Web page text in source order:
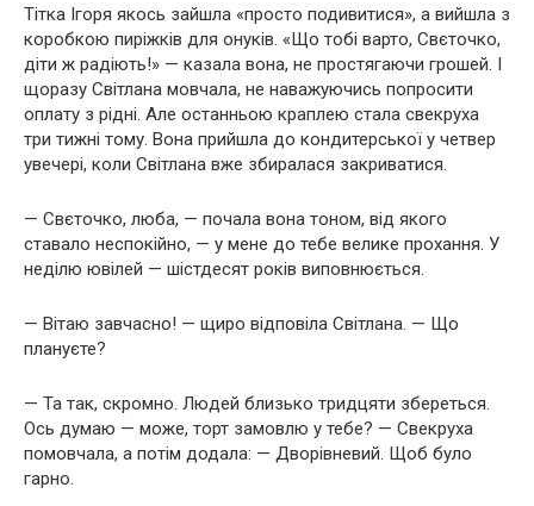
Тітка Ігоря якось зайшла «просто подивитися», а вийшла з
коробкою пиріжків для онуків. «Що тобі варто, Свєточко,
діти ж радіють!» — казала вона, не простягаючи грошей. І
щоразу Світлана мовчала, не наважуючись попросити
оплату з рідні. Але останньою краплею стала свекруха
три тижні тому. Вона прийшла до кондитерської у четвер
увечері, коли Світлана вже збиралася закриватися.
— Свєточко, люба, — почала вона тоном, від якого
ставало неспокійно, — у мене до тебе велике прохання. У
неділю ювілей — шістдесят років виповнюється.
— Вітаю завчасно! — щиро відповіла Світлана. — Що
плануєте?
— Та так, скромно. Людей близько тридцяти збереться.
Ось думаю — може, торт замовлю у тебе? — Свекруха
помовчала, а потім додала: — Дворівневий. Щоб було
гарно.